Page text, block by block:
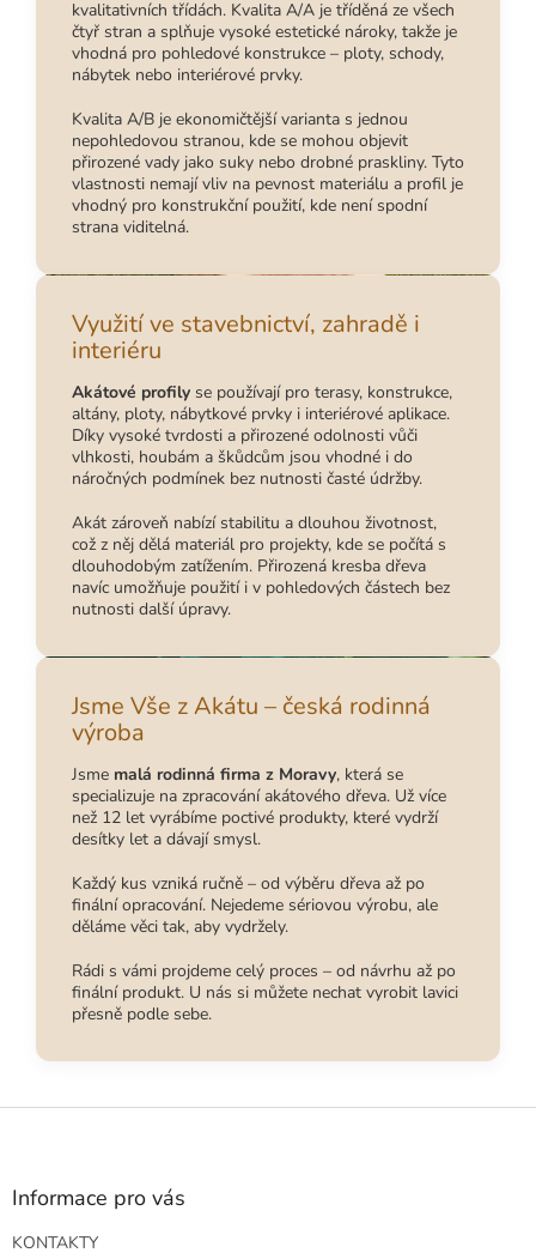
kvalitativních třídách. Kvalita A/A je tříděná ze všech
čtyř stran a splňuje vysoké estetické nároky, takže je
vhodná pro pohledové konstrukce – ploty, schody,
nábytek nebo interiérové prvky.
Kvalita A/B je ekonomičtější varianta s jednou
nepohledovou stranou, kde se mohou objevit
přirozené vady jako suky nebo drobné praskliny. Tyto
vlastnosti nemají vliv na pevnost materiálu a profil je
vhodný pro konstrukční použití, kde není spodní
strana viditelná.
Využití ve stavebnictví, zahradě i
interiéru
Akátové profily se používají pro terasy, konstrukce,
altány, ploty, nábytkové prvky i interiérové aplikace.
Díky vysoké tvrdosti a přirozené odolnosti vůči
vlhkosti, houbám a škůdcům jsou vhodné i do
náročných podmínek bez nutnosti časté údržby.
Akát zároveň nabízí stabilitu a dlouhou životnost,
což z něj dělá materiál pro projekty, kde se počítá s
dlouhodobým zatížením. Přirozená kresba dřeva
navíc umožňuje použití i v pohledových částech bez
nutnosti další úpravy.
Jsme Vše z Akátu – česká rodinná
výroba
Jsme malá rodinná firma z Moravy, která se
specializuje na zpracování akátového dřeva. Už více
než 12 let vyrábíme poctivé produkty, které vydrží
desítky let a dávají smysl.
Každý kus vzniká ručně – od výběru dřeva až po
finální opracování. Nejedeme sériovou výrobu, ale
děláme věci tak, aby vydržely.
Rádi s vámi projdeme celý proces – od návrhu až po
finální produkt. U nás si můžete nechat vyrobit lavici
přesně podle sebe.
Z
Informace pro vás
KONTAKTY